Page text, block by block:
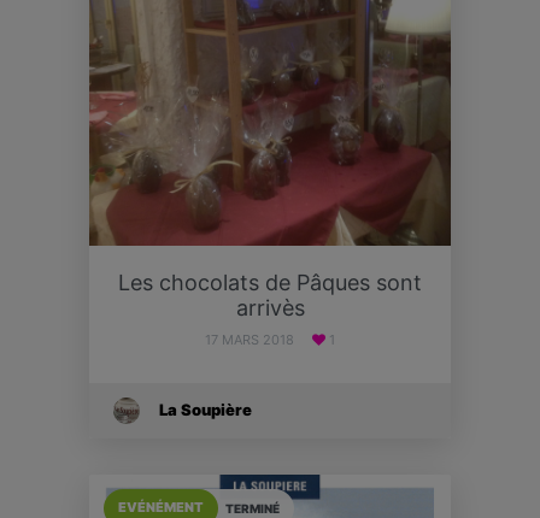
Les chocolats de Pâques sont
arrivès
17 MARS 2018 1
La Soupière
TERMINÉ
EVÉNÉMENT